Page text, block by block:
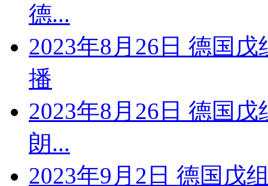
德...
2023年8月26日 德国
播
2023年8月26日 德国
朗...
2023年9月2日 德国戊